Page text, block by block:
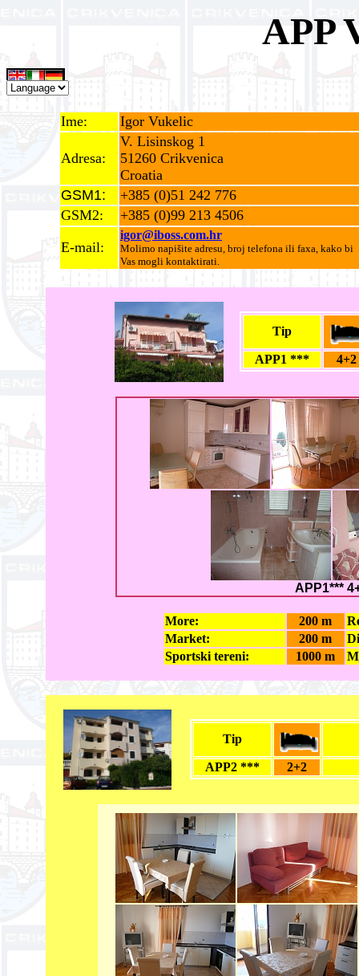
APP
Ime: Igor Vukelic
Adresa:
V. Lisinskog 1
51260 Crikvenica
Croatia
GSM1:
+385 (0)51 242 776
GSM2:
+385 (0)99 213 4506
E-mail:
igor@iboss.com.hr
Molimo napišite adresu, broj telefona ili faxa, kako bi
Vas mogli kontaktirati.
Tip
APP1 *** 4+2
APP1***
More: 200 m
Market:
200 m
Sportski tereni:
1000 m
Tip
APP2 *** 2+2